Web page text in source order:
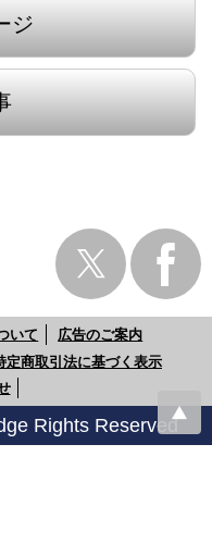
ジ
いて
広告のご案内
定商取引法に基づく表示
Rights Reserved